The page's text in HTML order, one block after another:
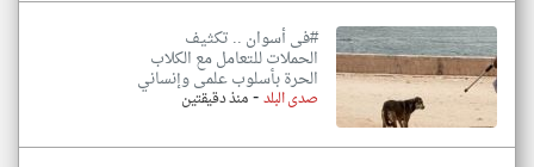
#فى أسوان .. تكثيف
الحملات للتعامل مع الكلاب
الحرة بأسلوب علمى وإنساني
صدى البلد-منذ دقيقتين